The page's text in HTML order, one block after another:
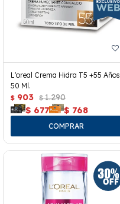
L'oreal Crema Hidra T5 +55 Años
50 Ml.
$ 903 $ 1.290
$ 677 $ 768